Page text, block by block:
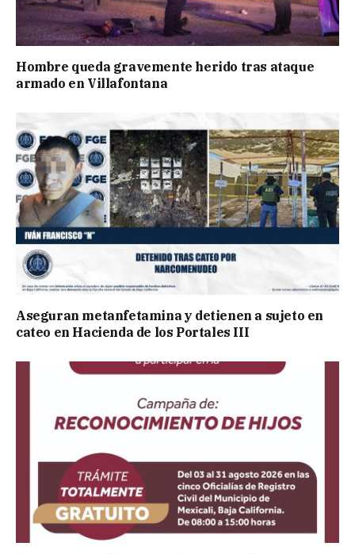
Hombre queda gravemente herido tras ataque
armado en Villafontana
Aseguran metanfetamina y detienen a sujeto en
cateo en Hacienda de los Portales III